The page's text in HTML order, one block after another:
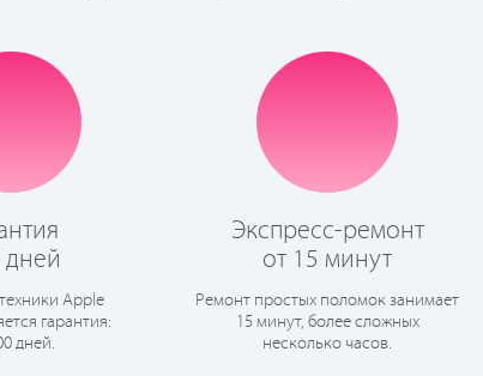
дней
Apple
гарантия:
дней.
Экспресс-ремонт
от 15 минут
Ремонт простых поломок занимает
15 минут, более сложных
несколько часов.